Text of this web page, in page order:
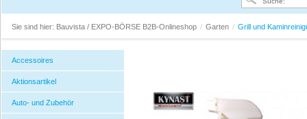
Sie sind hier: Bauvista / EXPO-BÖRSE B2B-Onlineshop / Garten / Grill und
Accessoires
Aktionsartikel
Auto- und Zubehör